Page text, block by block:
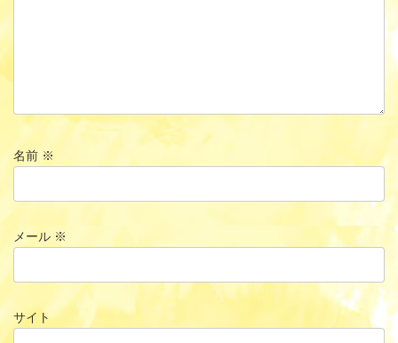
名前 ※
メール ※
サイト